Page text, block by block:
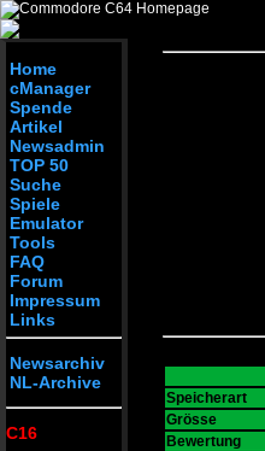
Home
cManager
Spende
Artikel
Newsadmin
TOP 50
Suche
Spiele
Emulator
Tools
FAQ
Forum
Impressum
Links
Newsarchiv
NL-Archive
C16
Speicherart
Grösse
Bewertung